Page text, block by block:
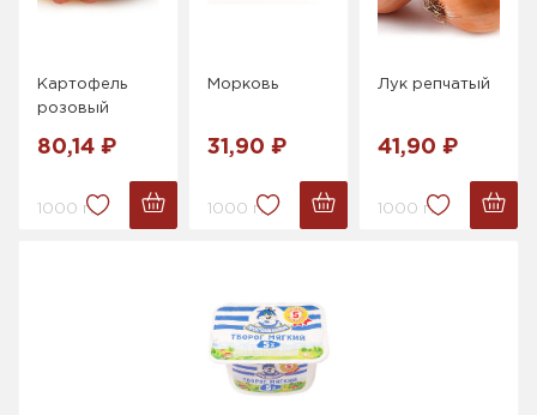
Картофель
розовый
80,14 ₽
1000 г.
Морковь
31,90 ₽
1000 г.
Лук репчатый
41,90 ₽
1000 г.